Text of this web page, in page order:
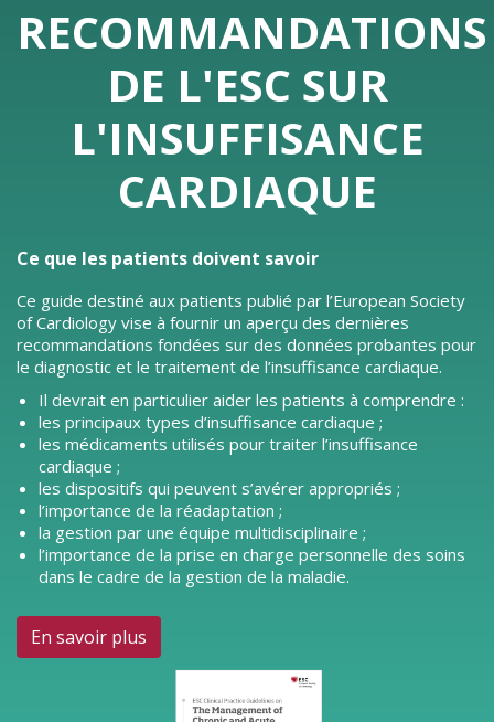
RECOMMANDATIONS
DE L'ESC SUR
L'INSUFFISANCE
CARDIAQUE
Ce que les patients doivent savoir
Ce guide destiné aux patients publié par l’European Society
of Cardiology vise à fournir un aperçu des dernières
recommandations fondées sur des données probantes pour
le diagnostic et le traitement de l’insuffisance cardiaque.
Il devrait en particulier aider les patients à comprendre :
les principaux types d’insuffisance cardiaque ;
les médicaments utilisés pour traiter l’insuffisance
cardiaque ;
les dispositifs qui peuvent s’avérer appropriés ;
l’importance de la réadaptation ;
la gestion par une équipe multidisciplinaire ;
l’importance de la prise en charge personnelle des soins
dans le cadre de la gestion de la maladie.
En savoir plus